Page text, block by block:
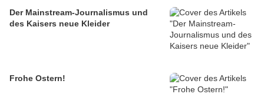
Der Mainstream-Journalismus und
des Kaisers neue Kleider
Frohe Ostern!